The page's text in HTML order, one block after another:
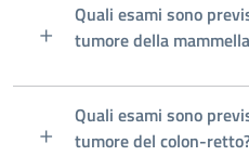
Quali esami sono
tumore della
Quali esami sono
tumore del colon-